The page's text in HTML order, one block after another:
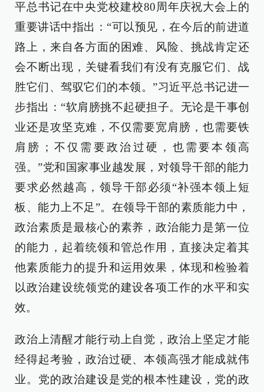
平总书记在中央党校建校80周年庆祝大会上的
重要讲话中指出：“可以预见，在今后的前进道
路上，来自各方面的困难、风险、挑战肯定还
会不断出现，关键看我们有没有克服它们、战
胜它们、驾驭它们的本领。”习近平总书记进一
步指出：“软肩膀挑不起硬担子。无论是干事创
业还是攻坚克难，不仅需要宽肩膀，也需要铁
肩膀；不仅需要政治过硬，也需要本领高
强。”党和国家事业越发展，对领导干部的能力
要求必然越高，领导干部必须“补强本领上短
板、能力上不足”。在领导干部的素质能力中，
政治素质是最核心的素养，政治能力是第一位
的能力，起着统领和管总作用，直接决定着其
他素质能力的提升和运用效果，体现和检验着
以政治建设统领党的建设各项工作的水平和实
效。
政治上清醒才能行动上自觉，政治上坚定才能
经得起考验，政治过硬、本领高强才能成就伟
业。党的政治建设是党的根本性建设，党的政